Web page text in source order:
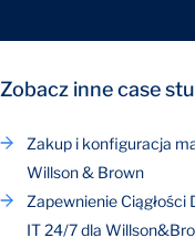
Zobacz inne case
Zakup i konfiguracja
Willson & Brown
Zapewnienie Ciągłości
IT 24/7 dla